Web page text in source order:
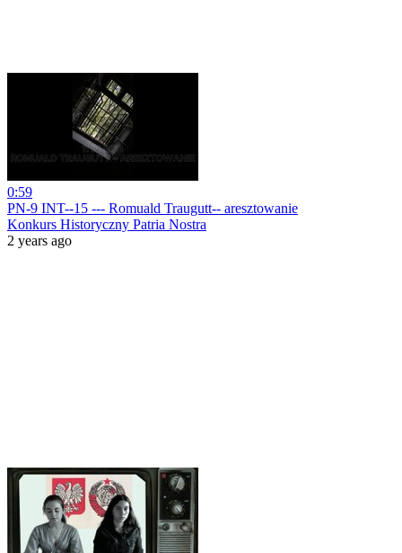
0:59
PN-9 INT--15 --- Romuald Traugutt-- aresztowanie
Konkurs Historyczny Patria Nostra
2 years ago